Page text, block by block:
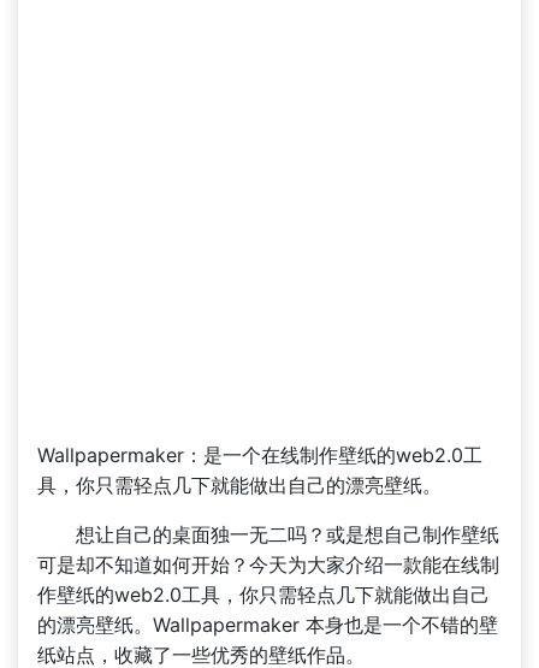
Wallpapermaker：是一个在线制作壁纸的web2.0工
具，你只需轻点几下就能做出自己的漂亮壁纸。
想让自己的桌面独一无二吗？或是想自己制作壁纸
可是却不知道如何开始？今天为大家介绍一款能在线制
作壁纸的web2.0工具，你只需轻点几下就能做出自己
的漂亮壁纸。Wallpapermaker 本身也是一个不错的壁
纸站点，收藏了一些优秀的壁纸作品。